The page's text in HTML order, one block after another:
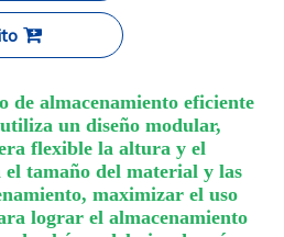
de almacenamiento eficiente
un diseño modular,
flexible la altura y el
el tamaño del material y las
maximizar el uso
lograr el almacenamiento